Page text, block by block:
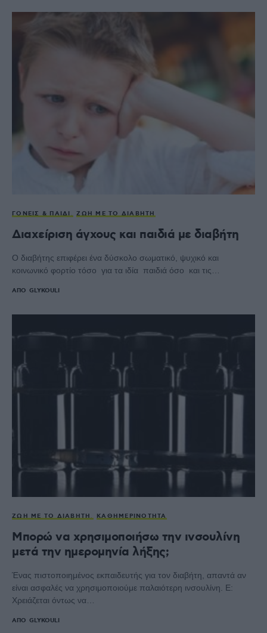
ΓΟΝΕΊΣ & ΠΑΙΔΊ ΖΩΉ ΜΕ ΤΟ ΔΙΑΒΉΤΗ
Διαχείριση άγχους και παιδιά με διαβήτη
Ο διαβήτης επιφέρει ένα δύσκολο σωματικό, ψυχικό και
κοινωνικό φορτίο τόσο για τα ιδία παιδιά όσο και τις…
ΑΠΌ GLYKOULI
ΖΩΉ ΜΕ ΤΟ ΔΙΑΒΉΤΗ ΚΑΘΗΜΕΡΙΝΌΤΗΤΑ
Μπορώ να χρησιμοποιήσω την ινσουλίνη
μετά την ημερομηνία λήξης;
Ένας πιστοποιημένος εκπαιδευτής για τον διαβήτη, απαντά αν
είναι ασφαλές να χρησιμοποιούμε παλαιότερη ινσουλίνη. Ε:
Χρειάζεται όντως να…
ΑΠΌ GLYKOULI